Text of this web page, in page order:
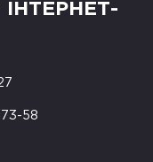
58